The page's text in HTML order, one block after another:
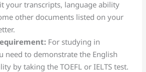
your transcripts, language ability
other documents listed on your
For studying in
need to demonstrate the English
by taking the TOEFL or IELTS test.